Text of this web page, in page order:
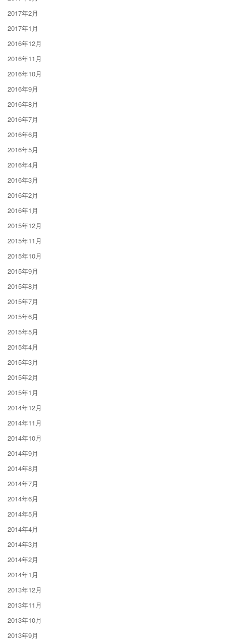
2017年2月
2017年1月
2016年12月
2016年11月
2016年10月
2016年9月
2016年8月
2016年7月
2016年6月
2016年5月
2016年4月
2016年3月
2016年2月
2016年1月
2015年12月
2015年11月
2015年10月
2015年9月
2015年8月
2015年7月
2015年6月
2015年5月
2015年4月
2015年3月
2015年2月
2015年1月
2014年12月
2014年11月
2014年10月
2014年9月
2014年8月
2014年7月
2014年6月
2014年5月
2014年4月
2014年3月
2014年2月
2014年1月
2013年12月
2013年11月
2013年10月
2013年9月